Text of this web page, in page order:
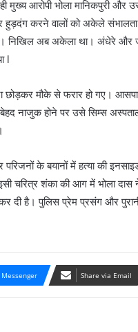
मुख्य आरोपी भोला मानिकपुरी
हुड़दंग करने वालों को अकेले
अब अकेला था। अंधेरे और
l
छोड़कर मौके से फरार हो गए।
नाजुक होने पर उसे सिम्स
के बयानों में हत्या की इनसाइड
चरित्र शंका की आग में भोला दास
दी है। पुलिस प्रेम प्रसंग और
Messenger Share via Email